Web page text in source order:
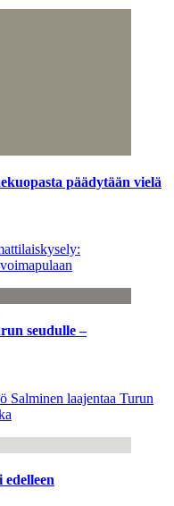
päädytään vielä
seudulle –
Salminen laajentaa Turun